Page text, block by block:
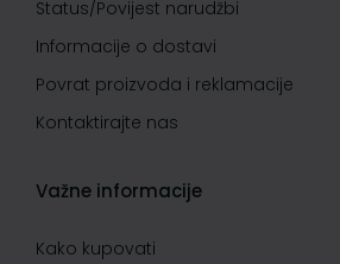
Status/Povijest narudžbi
Informacije o dostavi
Povrat proizvoda i reklamacije
Kontaktirajte nas
Važne informacije
Kako kupovati